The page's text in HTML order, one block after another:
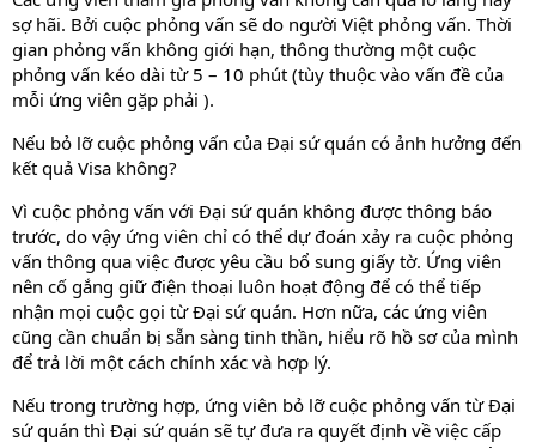
sợ hãi. Bởi cuộc phỏng vấn sẽ do người Việt phỏng vấn. Thời
gian phỏng vấn không giới hạn, thông thường một cuộc
phỏng vấn kéo dài từ 5 – 10 phút (tùy thuộc vào vấn đề của
mỗi ứng viên gặp phải ).
Nếu bỏ lỡ cuộc phỏng vấn của Đại sứ quán có ảnh hưởng đến
kết quả Visa không?
Vì cuộc phỏng vấn với Đại sứ quán không được thông báo
trước, do vậy ứng viên chỉ có thể dự đoán xảy ra cuộc phỏng
vấn thông qua việc được yêu cầu bổ sung giấy tờ. Ứng viên
nên cố gắng giữ điện thoại luôn hoạt động để có thể tiếp
nhận mọi cuộc gọi từ Đại sứ quán. Hơn nữa, các ứng viên
cũng cần chuẩn bị sẵn sàng tinh thần, hiểu rõ hồ sơ của mình
để trả lời một cách chính xác và hợp lý.
Nếu trong trường hợp, ứng viên bỏ lỡ cuộc phỏng vấn từ Đại
sứ quán thì Đại sứ quán sẽ tự đưa ra quyết định về việc cấp